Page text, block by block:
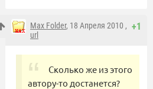
+1
Max Folder, 18 Апреля 2010 ,
url
Сколько же из этого
автору-то достанется?